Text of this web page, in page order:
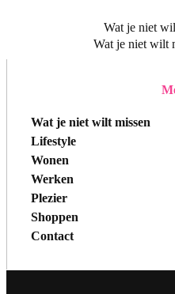
Wat je niet
Wat je niet wilt
Wat je niet wilt missen
Lifestyle
Wonen
Werken
Plezier
Shoppen
Contact